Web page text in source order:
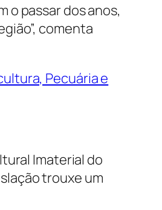
o passar dos anos,
comenta
Pecuária e
Imaterial do
trouxe um